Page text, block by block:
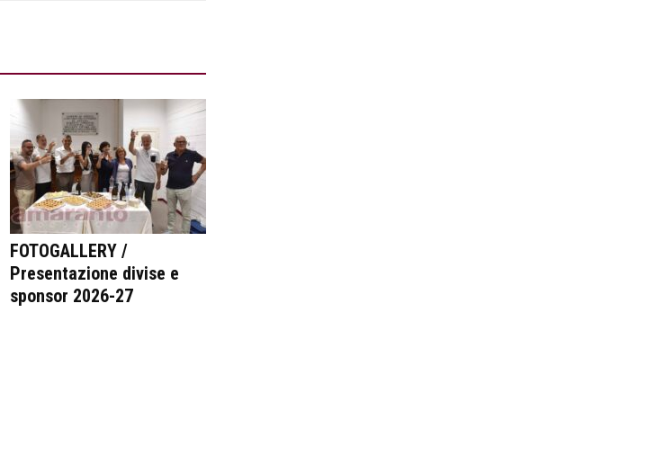
FOTOGALLERY /
Presentazione divise e
sponsor 2026-27